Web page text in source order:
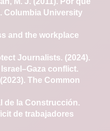
Columbia University
and the workplace
Journalists. (2024).
conflict.
The Common
de la Construcción.
de trabajadores